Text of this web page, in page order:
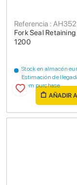
Fork Seal
1200
Referencia :
Stock en almacén
Estimación de
from purchase
AÑADIR